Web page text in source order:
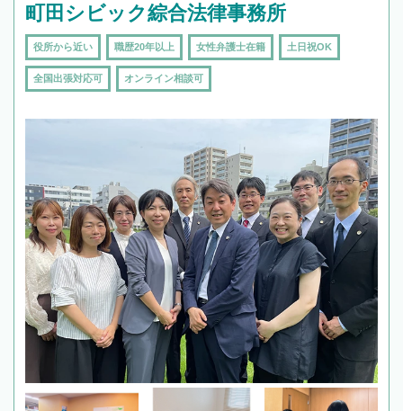
町田シビック綜合法律事務所
役所から近い 職歴20年以上 女性弁護士在籍 土日祝OK
全国出張対応可 オンライン相談可